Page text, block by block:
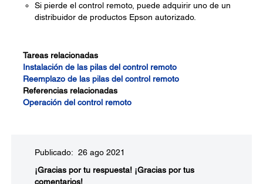
Si pierde el control remoto, puede adquirir uno de un
distribuidor de productos Epson autorizado.
Tareas relacionadas
Instalación de las pilas del control remoto
Reemplazo de las pilas del control remoto
Referencias relacionadas
Operación del control remoto
Publicado: 26 ago 2021
¡Gracias por tu respuesta! ¡Gracias por tus
comentarios!